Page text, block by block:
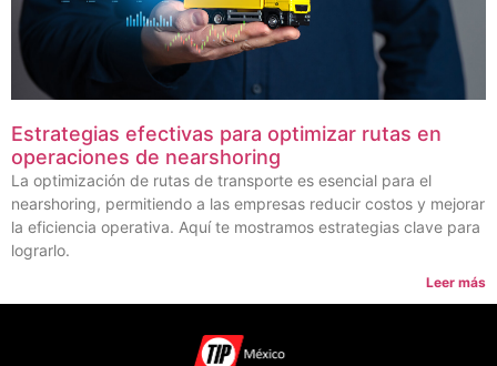
Estrategias efectivas para optimizar rutas en
operaciones de nearshoring
La optimización de rutas de transporte es esencial para el
nearshoring, permitiendo a las empresas reducir costos y mejorar
la eficiencia operativa. Aquí te mostramos estrategias clave para
lograrlo.
Leer más